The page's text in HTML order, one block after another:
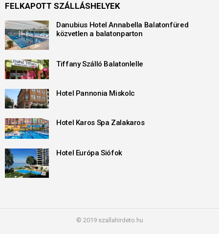
FELKAPOTT SZÁLLÁSHELYEK
Danubius Hotel Annabella Balatonfüred
közvetlen a balatonparton
Tiffany Szálló Balatonlelle
Hotel Pannonia Miskolc
Hotel Karos Spa Zalakaros
Hotel Európa Siófok
© 2019 szallahirdeto.hu